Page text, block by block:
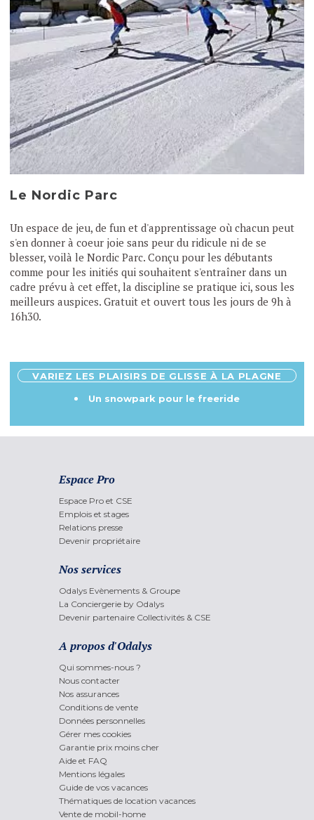
Le Nordic Parc
Un espace de jeu, de fun et d'apprentissage où chacun peut
s'en donner à coeur joie sans peur du ridicule ni de se
blesser, voilà le Nordic Parc. Conçu pour les débutants
comme pour les initiés qui souhaitent s'entraîner dans un
cadre prévu à cet effet, la discipline se pratique ici, sous les
meilleurs auspices. Gratuit et ouvert tous les jours de 9h à
16h30.
VARIEZ LES PLAISIRS DE GLISSE À LA PLAGNE
Un snowpark pour le freeride
Espace Pro
Espace Pro et CSE
Emplois et stages
Relations presse
Devenir propriétaire
Nos services
Odalys Evènements & Groupe
La Conciergerie by Odalys
Devenir partenaire Collectivités & CSE
A propos d'Odalys
Qui sommes-nous ?
Nous contacter
Nos assurances
Conditions de vente
Données personnelles
Gérer mes cookies
Garantie prix moins cher
Aide et FAQ
Mentions légales
Guide de vos vacances
Thématiques de location vacances
Vente de mobil-home